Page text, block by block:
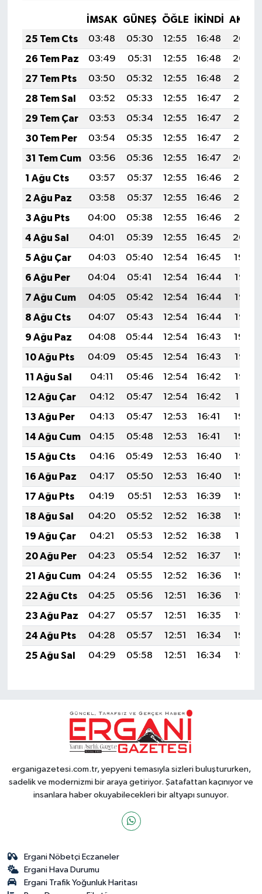
İMSAK GÜNEŞ ÖĞLE İKINDI
25 Tem Cts
03:48 05:30 12:55 16:48
20:09
26 Tem Paz
03:49 05:31 12:55 16:48
20:09
27 Tem Pts
03:50 05:32 12:55 16:48
20:08
28 Tem Sal
03:52 05:33 12:55 16:47
20:07
29 Tem Çar
03:53 05:34 12:55 16:47
20:06
30 Tem Per
03:54 05:35 12:55 16:47
20:05
31 Tem Cum
03:56 05:36 12:55 16:47
20:04
1 Ağu Cts
03:57 05:37 12:55 16:46
20:03
2 Ağu Paz
03:58 05:37 12:55 16:46
20:02
3 Ağu Pts
04:00 05:38 12:55 16:46
20:01
4 Ağu Sal
04:01 05:39 12:55 16:45
20:00
5 Ağu Çar
04:03 05:40 12:54 16:45
19:59
6 Ağu Per
04:04 05:41 12:54 16:44
19:58
7 Ağu Cum
04:05 05:42 12:54 16:44
19:57
8 Ağu Cts
04:07 05:43 12:54 16:44
19:55
9 Ağu Paz
04:08 05:44 12:54 16:43
19:54
10 Ağu Pts
04:09 05:45 12:54 16:43
19:53
11 Ağu Sal
04:11 05:46 12:54 16:42
19:52
12 Ağu Çar
04:12 05:47 12:54 16:42
19:51
13 Ağu Per
04:13 05:47 12:53 16:41
19:49
14 Ağu Cum
04:15 05:48 12:53 16:41
19:48
15 Ağu Cts
04:16 05:49 12:53 16:40
19:47
16 Ağu Paz
04:17 05:50 12:53 16:40
19:45
17 Ağu Pts
04:19 05:51 12:53 16:39
19:44
18 Ağu Sal
04:20 05:52 12:52 16:38
19:43
19 Ağu Çar
04:21 05:53 12:52 16:38
19:41
20 Ağu Per
04:23 05:54 12:52 16:37
19:40
21 Ağu Cum
04:24 05:55 12:52 16:36
19:39
22 Ağu Cts
04:25 05:56 12:51 16:36
19:37
23 Ağu Paz
04:27 05:57 12:51 16:35
19:36
24 Ağu Pts
04:28 05:57 12:51 16:34
19:34
25 Ağu Sal
04:29 05:58 12:51 16:34 19:33
erganigazetesi.com.tr, yepyeni temasıyla sizleri buluştururken,
sadelik ve modernizmi bir araya getiriyor. Şatafattan kaçınıyor ve
insanlara haber okuyabilecekleri bir altyapı sunuyor.
Ergani Nöbetçi Eczaneler
Ergani Hava Durumu
Ergani Trafik Yoğunluk Haritası